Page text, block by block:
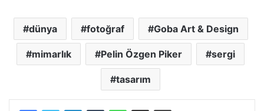
dünya fotoğraf Goba Art & Design
mimarlık Pelin Özgen Piker sergi
tasarım